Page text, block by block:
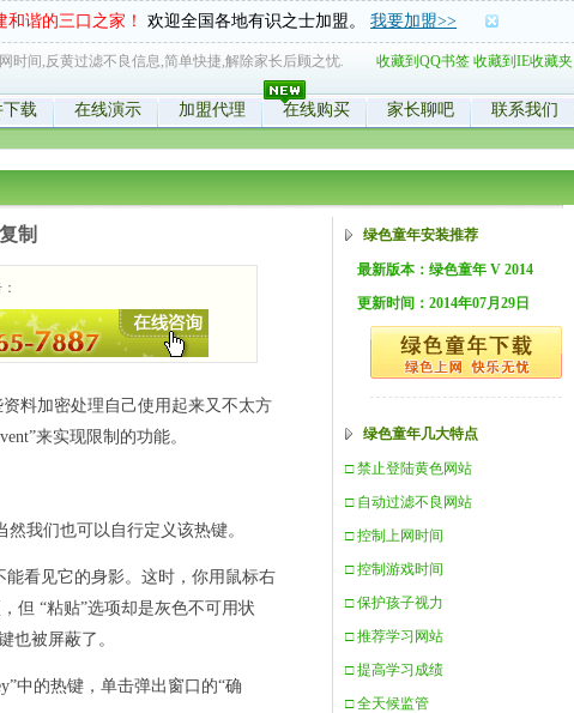
谐的三口之家！ 欢迎全国各地有识之士加盟。 我要加盟>>
时间,反黄过滤不良信息,简单快捷,解除家长后顾之忧. 收藏到QQ书签 收藏到IE收藏夹
下载 在线演示 加盟代理 在线购买 家长聊吧 联系我们
制
料加密处理自己使用起来又不太方
来实现限制的功能。
我们也可以自行定义该热键。
看见它的身影。这时，你用鼠标右
但 “粘贴”选项却是灰色不可用状
也被屏蔽了。
中的热键，单击弹出窗口的“确
绿色童年安装推荐
最新版本：绿色童年 V 2014
更新时间：2014年07月29日
绿色童年几大特点
□ 禁止登陆黄色网站
□ 自动过滤不良网站
□ 控制上网时间
□ 控制游戏时间
□ 保护孩子视力
□ 推荐学习网站
□ 提高学习成绩
□ 全天候监管